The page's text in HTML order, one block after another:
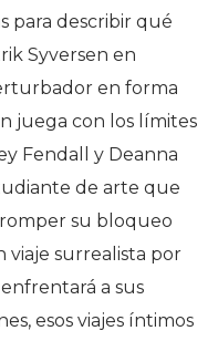
para describir qué
Syversen en
en forma
juega con los límites
Fendall y Deanna
de arte que
su bloqueo
viaje surrealista por
a sus
esos viajes íntimos